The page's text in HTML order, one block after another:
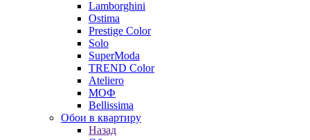
Lamborghini
Ostima
Prestige Color
Solo
SuperModa
TREND Color
Ateliero
МОФ
Bellissima
Обои в квартиру
Назад